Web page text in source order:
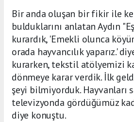
Bir anda oluşan bir fikir ile
bulduklarını anlatan Aydın
kurardık, 'Emekli olunca
orada hayvancılık yaparız.'
kurarken, tekstil atölyemizi
dönmeye karar verdik. İlk
şeyi bilmiyorduk. Hayvanları
televizyonda gördüğümüz
diye konuştu.